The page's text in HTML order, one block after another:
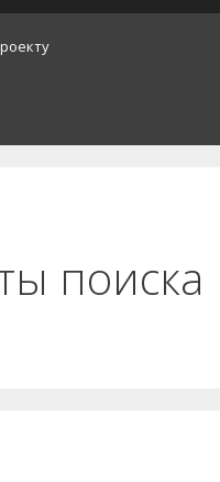
поиска